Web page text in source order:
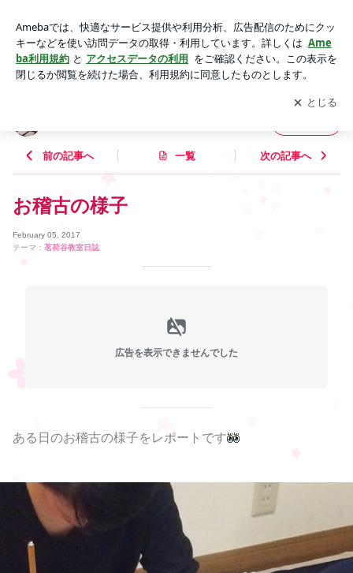
アプリをダウンロードして ブログの更新通知
を受け取りまし
ょう。
開く
前の記事へ 一覧 次の記事へ
お稽古の様子
February 05, 2017
テーマ： 茗荷谷教室日誌
広告を表示できませんでした
ある日のお稽古の様子をレポートです